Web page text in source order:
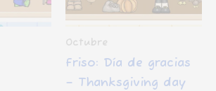
Octubre
Friso: Día de gracias
– Thanksgiving day